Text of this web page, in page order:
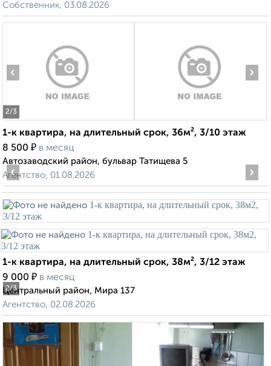
Собственник, 03.08.2026
2/3
‹ ›
1-к квартира, на длительный срок, 36м², 3/10 этаж
8 500 ₽ в месяц
Автозаводский район, бульвар Татищева 5
Агентство, 01.08.2026
2/3
‹ ›
1-к квартира, на длительный срок, 38м², 3/12 этаж
9 000 ₽ в месяц
Центральный район, Мира 137
Агентство, 02.08.2026